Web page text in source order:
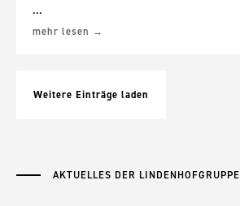
...
mehr lesen
Weitere Einträge laden
AKTUELLES DER LINDENHOFGRUPPE